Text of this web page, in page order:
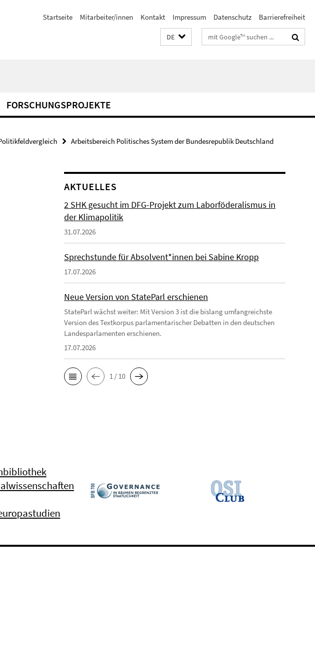
Startseite Mitarbeiter/innen Kontakt Impressum Datenschutz Barrierefreiheit
DE Suchbegriffe
FORSCHUNGSPROJEKTE
Arbeitsbereich Politisches System der Bundesrepublik Deutschland
AKTUELLES
2 SHK gesucht im DFG-Projekt zum Laborföderalismus in
der Klimapolitik
31.07.2026
Sprechstunde für Absolvent*innen bei Sabine Kropp
17.07.2026
Neue Version von StateParl erschienen
StateParl wächst weiter: Mit Version 3 ist die bislang umfangreichste
Version des Textkorpus parlamentarischer Debatten in den deutschen
Landesparlamenten erschienen.
17.07.2026
1 / 10